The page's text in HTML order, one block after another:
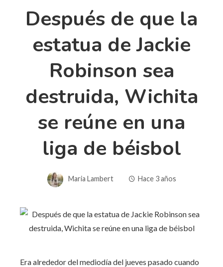
Después de que la
estatua de Jackie
Robinson sea
destruida, Wichita
se reúne en una
liga de béisbol
Maria Lambert Hace 3 años
Era alrededor del mediodía del jueves pasado cuando